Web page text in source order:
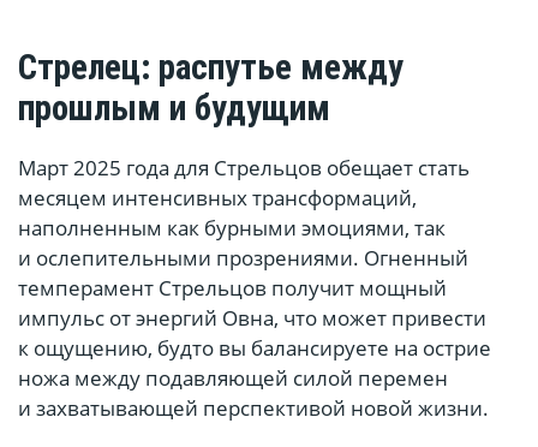
Стрелец: распутье между
прошлым и будущим
Март 2025 года для Стрельцов обещает стать
месяцем интенсивных трансформаций,
наполненным как бурными эмоциями, так
и ослепительными прозрениями. Огненный
темперамент Стрельцов получит мощный
импульс от энергий Овна, что может привести
к ощущению, будто вы балансируете на острие
ножа между подавляющей силой перемен
и захватывающей перспективой новой жизни.